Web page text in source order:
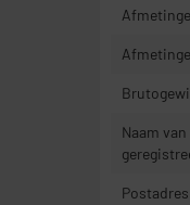
Naam
Postadres